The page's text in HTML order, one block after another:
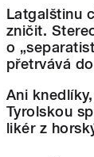
Latgalštinu
zničit.
o
přetrvává
Ani
Tyrolskou
likér z